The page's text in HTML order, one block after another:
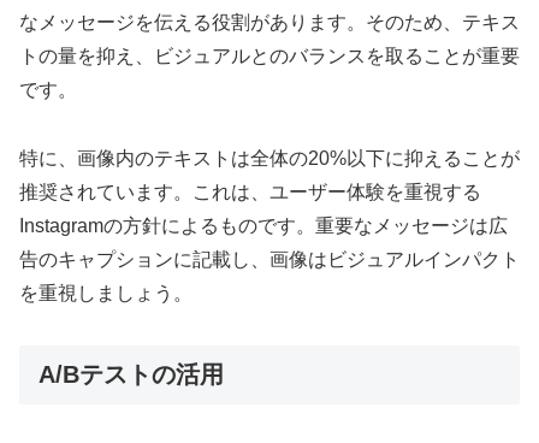
なメッセージを伝える役割があります。そのため、テキス
トの量を抑え、ビジュアルとのバランスを取ることが重要
です。
特に、画像内のテキストは全体の20%以下に抑えることが
推奨されています。これは、ユーザー体験を重視する
Instagramの方針によるものです。重要なメッセージは広
告のキャプションに記載し、画像はビジュアルインパクト
を重視しましょう。
A/Bテストの活用